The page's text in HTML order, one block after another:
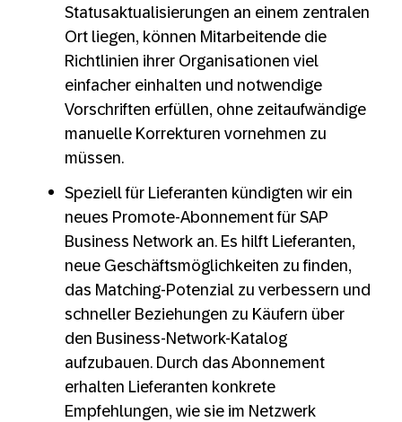
Statusaktualisierungen an einem zentralen
Ort liegen, können Mitarbeitende die
Richtlinien ihrer Organisationen viel
einfacher einhalten und notwendige
Vorschriften erfüllen, ohne zeitaufwändige
manuelle Korrekturen vornehmen zu
müssen.
Speziell für Lieferanten kündigten wir ein
neues Promote-Abonnement für SAP
Business Network an. Es hilft Lieferanten,
neue Geschäftsmöglichkeiten zu finden,
das Matching-Potenzial zu verbessern und
schneller Beziehungen zu Käufern über
den Business-Network-Katalog
aufzubauen. Durch das Abonnement
erhalten Lieferanten konkrete
Empfehlungen, wie sie im Netzwerk